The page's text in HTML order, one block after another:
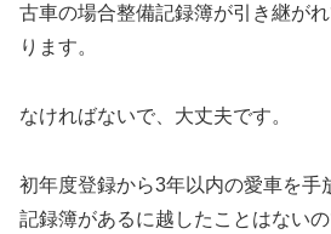
古車の場合整備記録簿が引き継が
ります。
なければないで、大丈夫です。
初年度登録から3年以内の愛車を手
記録簿があるに越したことはない